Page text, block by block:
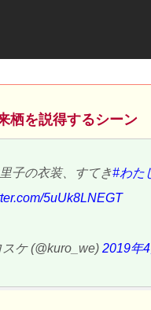
を説得するシーン
子の衣装、すてき#わた
5uUk8LNEGT
ケ (@kuro_we) 2019年